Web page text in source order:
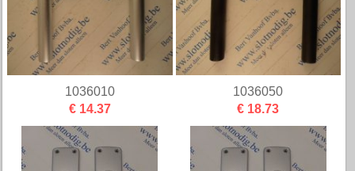
1036010
€ 14.37
1036050
€ 18.73